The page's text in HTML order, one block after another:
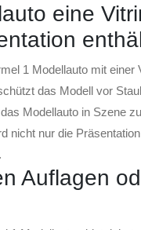
eine
1 Modellauto mit einer
das Modell vor
Modellauto in Szene
nicht nur die
Auflagen